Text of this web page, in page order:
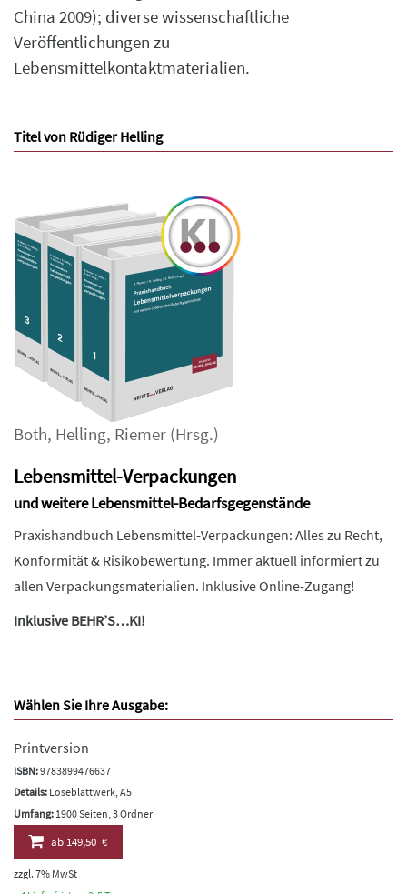
China 2009); diverse wissenschaftliche
Veröffentlichungen zu
Lebensmittelkontaktmaterialien.
Titel von Rüdiger Helling
Both, Helling, Riemer (Hrsg.)
Lebensmittel-Verpackungen
und weitere Lebensmittel-Bedarfsgegenstände
Praxishandbuch Lebensmittel-Verpackungen: Alles zu Recht,
Konformität & Risikobewertung. Immer aktuell informiert zu
allen Verpackungsmaterialien. Inklusive Online-Zugang!
Inklusive BEHR’S…KI!
Wählen Sie Ihre Ausgabe:
Printversion
ISBN:9783899476637
Details: Loseblattwerk, A5
Umfang: 1900 Seiten, 3 Ordner
ab149,50 €
zzgl. 7% MwSt